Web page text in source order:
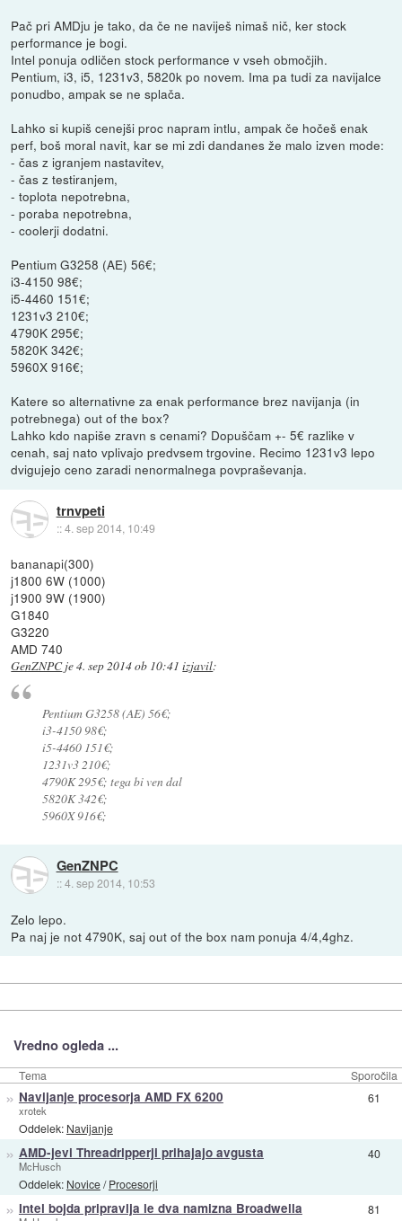
Pač pri AMDju je tako, da če ne naviješ nimaš nič, ker stock
performance je bogi.
Intel ponuja odličen stock performance v vseh območjih.
Pentium, i3, i5, 1231v3, 5820k po novem. Ima pa tudi za navijalce
ponudbo, ampak se ne splača.
Lahko si kupiš cenejši proc napram intlu, ampak če hočeš enak
perf, boš moral navit, kar se mi zdi dandanes že malo izven mode:
- čas z igranjem nastavitev,
- čas z testiranjem,
- toplota nepotrebna,
- poraba nepotrebna,
- coolerji dodatni.
Pentium G3258 (AE) 56€;
i3-4150 98€;
i5-4460 151€;
1231v3 210€;
4790K 295€;
5820K 342€;
5960X 916€;
Katere so alternativne za enak performance brez navijanja (in
potrebnega) out of the box?
Lahko kdo napiše zravn s cenami? Dopuščam +- 5€ razlike v
cenah, saj nato vplivajo predvsem trgovine. Recimo 1231v3 lepo
dvigujejo ceno zaradi nenormalnega povpraševanja.
trnvpeti
::4. sep 2014, 10:49
bananapi(300)
j1800 6W (1000)
j1900 9W (1900)
G1840
G3220
AMD 740
GenZNPCje4. sep 2014 ob 10:41 izjavil:
Pentium G3258 (AE) 56€;
i3-4150 98€;
i5-4460 151€;
1231v3 210€;
4790K 295€; tega bi ven dal
5820K 342€;
5960X 916€;
GenZNPC
::4. sep 2014, 10:53
Zelo lepo.
Pa naj je not 4790K, saj out of the box nam ponuja 4/4,4ghz.
Vredno ogleda ...
Tema Sporočila
» Navijanje procesorja AMD FX 6200
xrotek
Oddelek: Navijanje
61
» AMD-jevi Threadripperji prihajajo avgusta
McHusch
Oddelek: Novice/Procesorji
40
» Intel bojda pripravlja le dva namizna Broadwella 81